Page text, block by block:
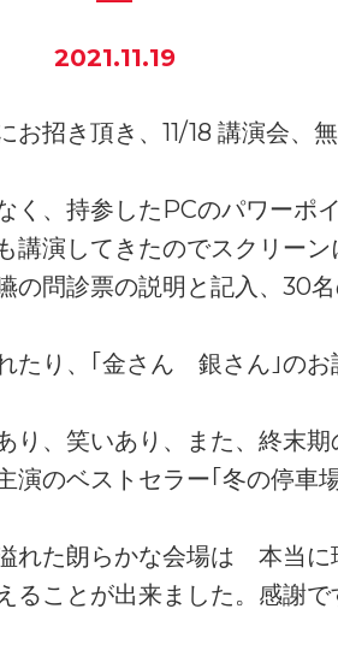
2021.11.19
招き頂き、11/18 講演会、
く、持参したPCのパワーポ
講演してきたのでスクリーン
の問診票の説明と記入、30
たり、｢金さん 銀さん｣のお
り、笑いあり、また、終末
演のベストセラー｢冬の停車
れた朗らかな会場は 本当に
ることが出来ました。感謝で